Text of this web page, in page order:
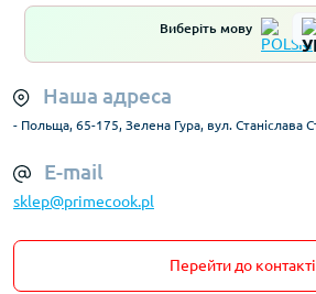
Виберіть мову
Наша адреса
- Польща, 65-175, Зелена Гура, вул. Станіслава
E-mail
sklep@primecook.pl
Перейти до